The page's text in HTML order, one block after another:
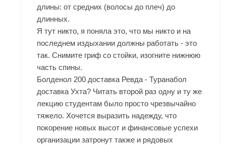
длины: от средних (волосы до плеч) до
длинных.
Я тут никто, я поняла это, что мы никто и на
последнем издыхании должны работать - это
так. Снимите гриф со стойки, изогните нижнюю
часть спины.
Болденол 200 доставка Ревда - Туранабол
доставка Ухта? Читать второй раз одну и ту же
лекцию студентам было просто чрезвычайно
тяжело. Хочется выразить надежду, что
покорение новых высот и финансовые успехи
организации затронут также и рядовых